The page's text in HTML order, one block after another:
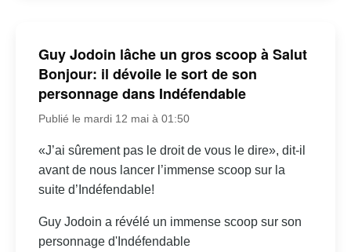
Guy Jodoin lâche un gros scoop à Salut
Bonjour: il dévoile le sort de son
personnage dans Indéfendable
Publié le mardi 12 mai à 01:50
«J’ai sûrement pas le droit de vous le dire», dit-il
avant de nous lancer l’immense scoop sur la
suite d’Indéfendable!
Guy Jodoin a révélé un immense scoop sur son
personnage d'Indéfendable